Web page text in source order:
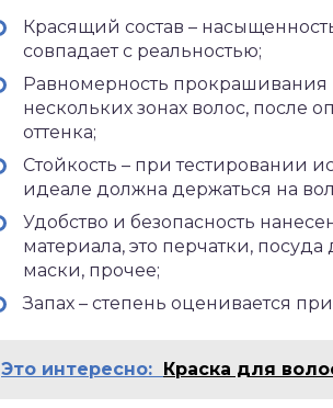
Красящий состав –
совпадает с реальностью;
Равномерность прокрашивания
нескольких зонах волос, после
оттенка;
Стойкость – при тестировании
идеале должна держаться на
Удобство и безопасность
материала, это перчатки,
маски, прочее;
Запах – степень оценивается
Это интересно: Краска для